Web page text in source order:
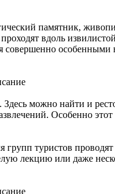
памятник,
вдоль
. Здесь можно найти и
Особенно этот
групп туристов
лекцию или даже